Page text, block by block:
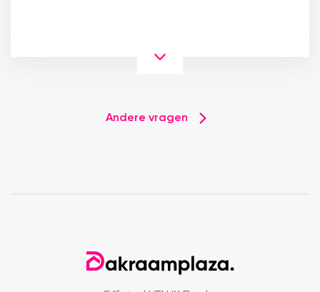
Andere vragen